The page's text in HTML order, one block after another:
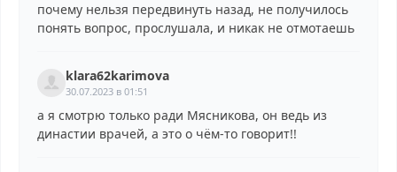
почему нельзя передвинуть назад, не получилось
понять вопрос, прослушала, и никак не отмотаешь
klara62karimova
30.07.2023 в 01:51
а я смотрю только ради Мясникова, он ведь из
династии врачей, а это о чём-то говорит!!